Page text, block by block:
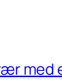
med